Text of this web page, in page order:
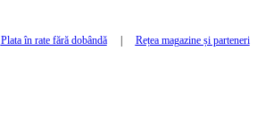
Plata în rate fără dobândă| Rețea magazine și parteneri